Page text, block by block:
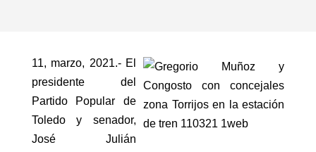
11, marzo, 2021.- El
presidente del
Partido Popular de
Toledo y senador,
José Julián